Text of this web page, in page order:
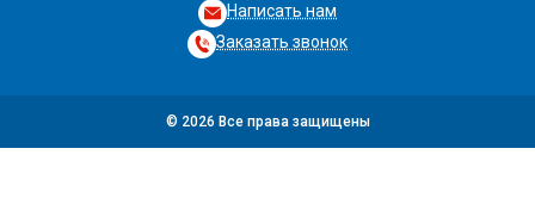
Написать нам
Заказать звонок
© 2026 Все права защищены